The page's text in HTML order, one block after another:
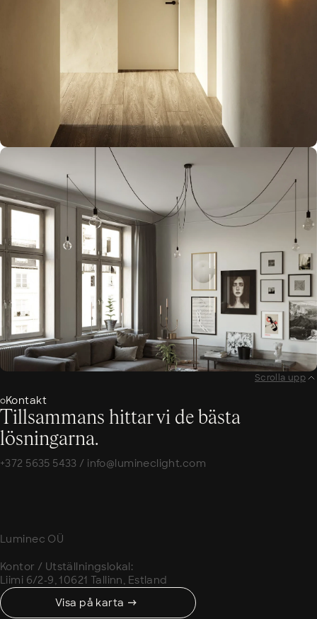
Scrolla upp
Kontakt
Tillsammans hittar vi de bästa
lösningarna.
+372 5635 5433 / info@lumineclight.com
Luminec OÜ
Kontor / Utställningslokal:
Liimi 6/2-9, 10621 Tallinn, Estland
Visa på karta